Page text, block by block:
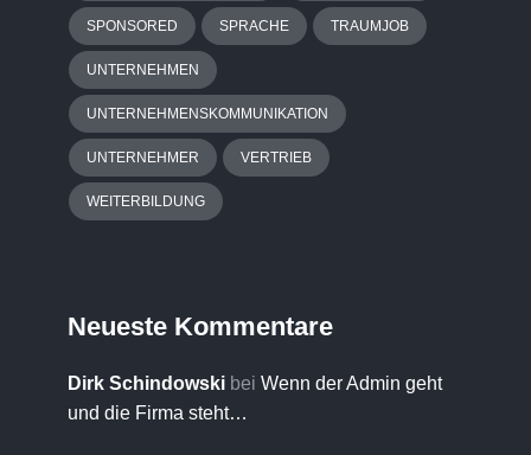
SPONSORED SPRACHE TRAUMJOB
UNTERNEHMEN
UNTERNEHMENSKOMMUNIKATION
UNTERNEHMER VERTRIEB
WEITERBILDUNG
Neueste Kommentare
Dirk Schindowski bei Wenn der Admin geht
und die Firma steht…